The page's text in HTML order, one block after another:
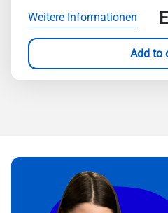
Weitere Informationen
Add to